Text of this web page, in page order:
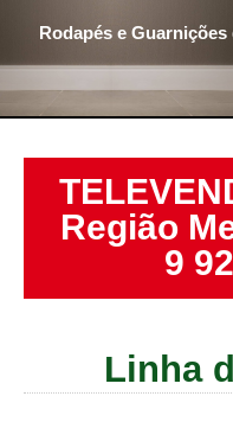
Rodapés e
Região
9
Linha